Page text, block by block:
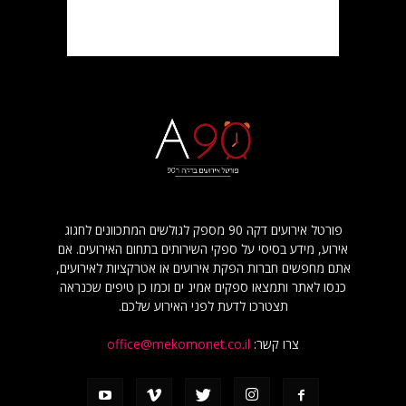
פורטל אירועים דקה 90 מספק לגולשים המתכוונים לחגוג
אירוע, מידע בסיסי על ספקי השירותים בתחום האירועים. אם
אתם מחפשים חברות הפקת אירועים או אטרקציות לאירועים,
כנסו לאתר ותמצאו ספקים אמינ ים וכמו כן טיפים שכנראה
תצטרכו לדעת לפני האירוע שלכם.
צרו קשר: office@mekomonet.co.il